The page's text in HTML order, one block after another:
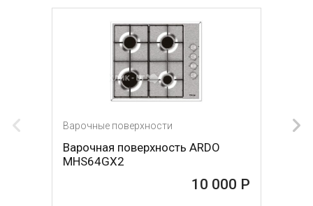
Варочные поверхности
Варочная поверхность ARDO
MHS64GX2
10 000 Р